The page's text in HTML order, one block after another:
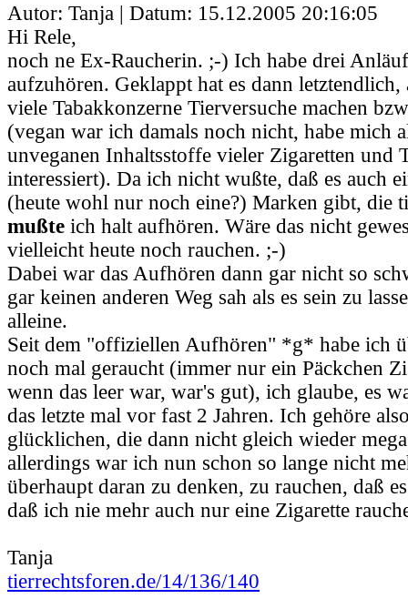
Autor: Tanja | Datum: 15.12.2005 20:16:05
Hi Rele,
noch ne Ex-Raucherin. ;-) Ich habe drei
aufzuhören. Geklappt hat es dann
viele Tabakkonzerne Tierversuche machen
(vegan war ich damals noch nicht, habe mich
unveganen Inhaltsstoffe vieler Zigaretten und
interessiert). Da ich nicht wußte, daß es auch
(heute wohl nur noch eine?) Marken gibt, die
mußte ich halt aufhören. Wäre das nicht
vielleicht heute noch rauchen. ;-)
Dabei war das Aufhören dann gar nicht so
gar keinen anderen Weg sah als es sein zu
alleine.
Seit dem "offiziellen Aufhören" *g* habe ich
noch mal geraucht (immer nur ein Päckchen
wenn das leer war, war's gut), ich glaube, es
das letzte mal vor fast 2 Jahren. Ich gehöre
glücklichen, die dann nicht gleich wieder
allerdings war ich nun schon so lange nicht
überhaupt daran zu denken, zu rauchen, daß
daß ich nie mehr auch nur eine Zigarette
Tanja
tierrechtsforen.de/14/136/140